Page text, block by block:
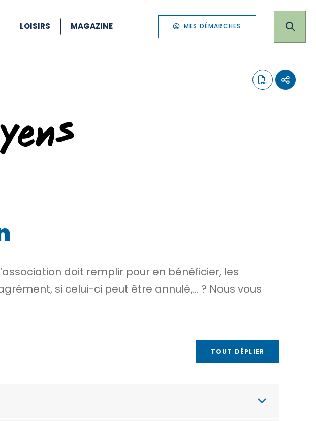
LOISIRS MAGAZINE MES DÉMARCHES
doit remplir pour en bénéficier, les
si celui-ci peut être annulé,… ? Nous vous
TOUT DÉPLIER